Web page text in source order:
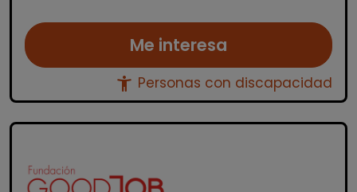
Me interesa
accessibility_new Personas con discapacidad